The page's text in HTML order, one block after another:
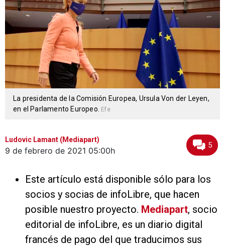
La presidenta de la Comisión Europea, Ursula Von der Leyen,
en el Parlamento Europeo.
Efe
Ludovic Lamant (Mediapart)
9 de febrero de 2021 05:00h
5
Este artículo está disponible sólo para los
socios y socias de infoLibre, que hacen
posible nuestro proyecto. Mediapart, socio
editorial de infoLibre, es un diario digital
francés de pago del que traducimos sus